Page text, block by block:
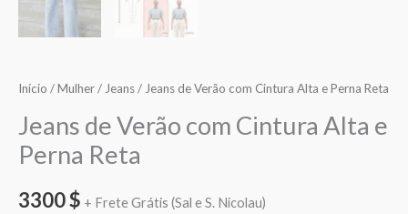
Início /Mulher/ Jeans/ Jeans de Verão com Cintura Alta e Perna Reta
Jeans de Verão com Cintura Alta e
Perna Reta
3300$ + Frete Grátis (Sal e S. Nicolau)